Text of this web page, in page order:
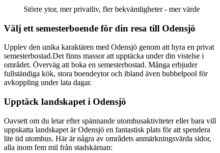
Större ytor, mer privatliv, fler bekvämligheter - mer värde
Välj ett semesterboende för din resa till Odensjö
Upplev den unika karaktären med Odensjö genom att hyra en privat
semesterbostad.Det finns massor att upptäcka under din vistelse i
området. Överväg att boka en semesterbostad. Många erbjuder
fullständiga kök, stora boendeytor och ibland även bubbelpool för
avkoppling under lata dagar.
Upptäck landskapet i Odensjö
Oavsett om du letar efter spännande utomhusaktiviteter eller bara vill
uppskatta landskapet är Odensjö en fantastisk plats för att spendera
lite tid utomhus. Här är några av områdets anmärkningsvärda sidor,
alla inom fem mil från stadskärnan: